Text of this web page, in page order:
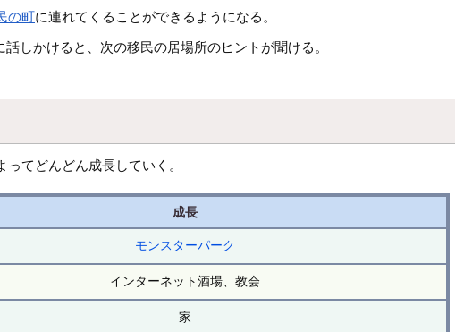
の町に連れてくることができるようになる。
しかけると、次の移民の居場所のヒントが聞ける。
てどんどん成長していく。
成長
モンスターパーク
インターネット酒場、教会
家